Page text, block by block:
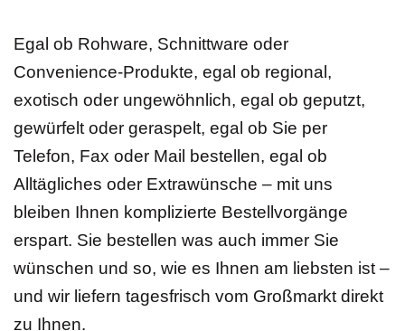
Egal ob Rohware, Schnittware oder
Convenience-Produkte, egal ob regional,
exotisch oder ungewöhnlich, egal ob geputzt,
gewürfelt oder geraspelt, egal ob Sie per
Telefon, Fax oder Mail bestellen, egal ob
Alltägliches oder Extrawünsche – mit uns
bleiben Ihnen komplizierte Bestellvorgänge
erspart. Sie bestellen was auch immer Sie
wünschen und so, wie es Ihnen am liebsten ist –
und wir liefern tagesfrisch vom Großmarkt direkt
zu Ihnen.